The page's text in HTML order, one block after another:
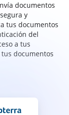
documentos
y
tus documentos
del
a tus
documentos